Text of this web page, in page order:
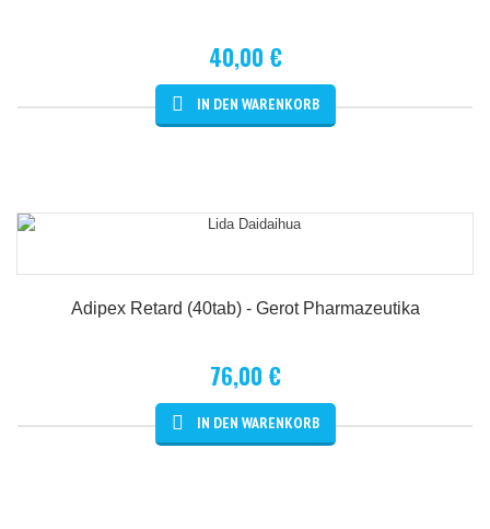
40,00 €
Adipex Retard (40tab) - Gerot Pharmazeutika
76,00 €